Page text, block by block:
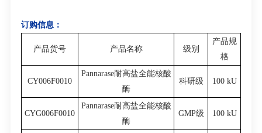
订购信息：
产品货号 产品名称 级别
产品规
格
CY006F0010
Pannarase耐高盐全能核酸
酶
科研级 100 kU
CYG006F0010
Pannarase耐高盐全能核酸
酶
GMP级 100 kU